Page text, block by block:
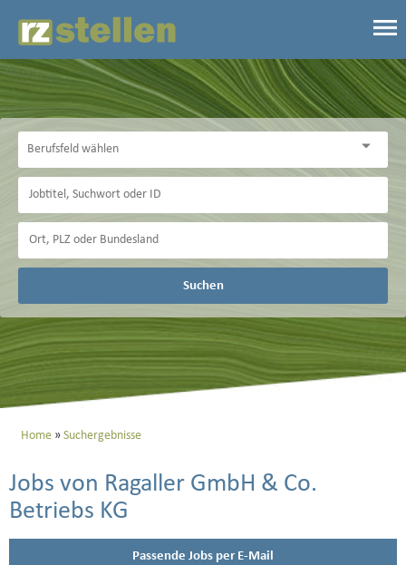
Suchen
Home Suchergebnisse
Jobs von Ragaller GmbH & Co.
Betriebs KG
Passende Jobs per E-Mail